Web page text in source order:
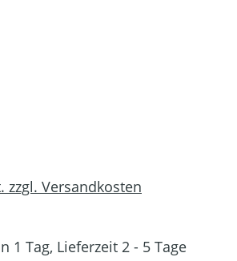
zzgl. Versandkosten
1 Tag, Lieferzeit 2 - 5 Tage